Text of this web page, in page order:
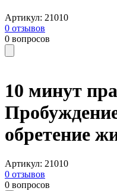
Артикул: 21010
0 отзывов
0 вопросов
10 минут
обретение
Артикул: 21010
0 отзывов
0 вопросов